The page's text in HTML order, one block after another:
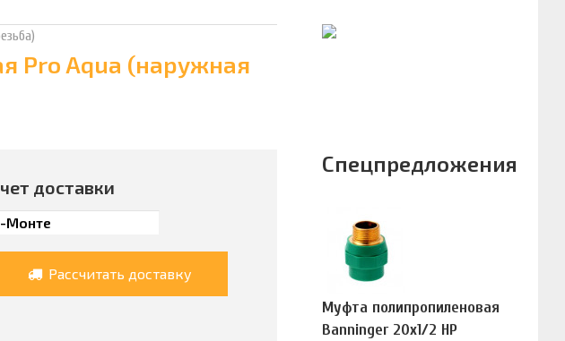
Pro Aqua (наружная
доставки
Рассчитать доставку
Спецпредложения
Муфта полипропиленовая
Banninger 20х1/2 НР